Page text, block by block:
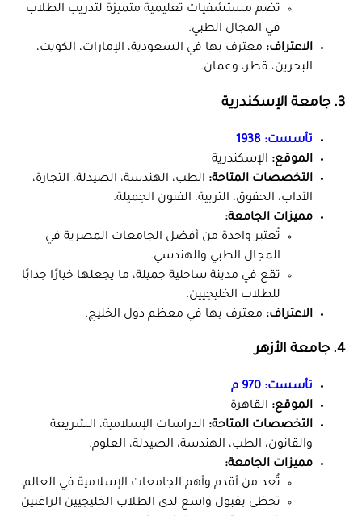
تضم مستشفيات تعليمية متميزة لتدريب الطلاب
في المجال الطبي.
الاعتراف: معترف بها في السعودية، الإمارات، الكويت،
البحرين، قطر، وعمان.
3. جامعة الإسكندرية
تأسست:
الموقع: الإسكندرية
التخصصات المتاحة: الطب، الهندسة، الصيدلة، التجارة،
الآداب، الحقوق، التربية، الفنون الجميلة.
مميزات الجامعة:
تُعتبر واحدة من أفضل الجامعات المصرية في
المجال الطبي والهندسي.
تقع في مدينة ساحلية جميلة، ما يجعلها خيارًا جذابًا
للطلاب الخليجيين.
الاعتراف: معترف بها في معظم دول الخليج.
4. جامعة الأزهر
تأسست:
الموقع: القاهرة
التخصصات المتاحة: الدراسات الإسلامية، الشريعة
والقانون، الطب، الهندسة، الصيدلة، العلوم.
مميزات الجامعة:
تُعد من أقدم وأهم الجامعات الإسلامية في العالم.
تحظى بقبول واسع لدى الطلاب الخليجيين الراغبين